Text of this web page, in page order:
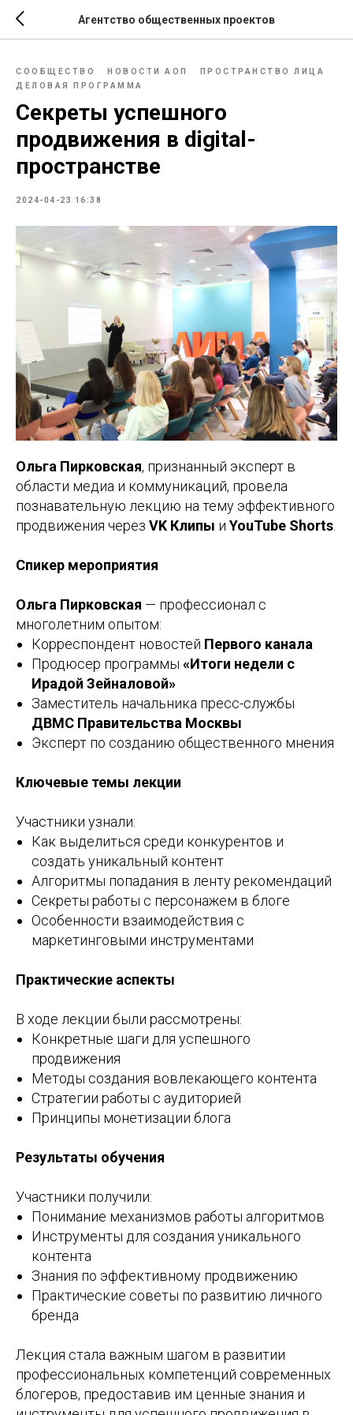
Агентство общественных проектов
СООБЩЕСТВО НОВОСТИ АОП
ПРОСТРАНСТВО ЛИЦА
ДЕЛОВАЯ ПРОГРАММА
Секреты успешного
продвижения в digital-
пространстве
2024-04-23 16:38
Ольга Пирковская, признанный эксперт в
области медиа и коммуникаций, провела
познавательную лекцию на тему эффективного
продвижения через VK Клипы и YouTube Shorts
Спикер мероприятия
Ольга Пирковская — профессионал с
многолетним опытом:
Корреспондент новостей Первого канала
Продюсер программы «Итоги недели с
Ирадой Зейналовой»
Заместитель начальника пресс-службы
ДВМС Правительства Москвы
Эксперт по созданию общественного мнения
Ключевые темы лекции
Участники узнали:
Как выделиться среди конкурентов и
создать уникальный контент
Алгоритмы попадания в ленту рекомендаций
Секреты работы с персонажем в блоге
Особенности взаимодействия с
маркетинговыми инструментами
Практические аспекты
В ходе лекции были рассмотрены:
Конкретные шаги для успешного
продвижения
Методы создания вовлекающего контента
Стратегии работы с аудиторией
Принципы монетизации блога
Результаты обучения
Участники получили:
Понимание механизмов работы алгоритмов
Инструменты для создания уникального
контента
Знания по эффективному продвижению
Практические советы по развитию личного
бренда
Лекция стала важным шагом в развитии
профессиональных компетенций современных
блогеров, предоставив им ценные знания и